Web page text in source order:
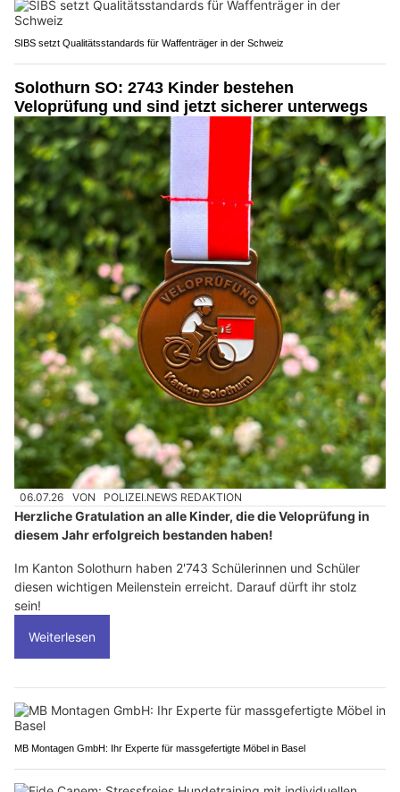
SIBS setzt Qualitätsstandards für Waffenträger in der Schweiz
Solothurn SO: 2743 Kinder bestehen
Veloprüfung und sind jetzt sicherer unterwegs
06.07.26 VON POLIZEI.NEWS REDAKTION
Herzliche Gratulation an alle Kinder, die die Veloprüfung in
diesem Jahr erfolgreich bestanden haben!
Im Kanton Solothurn haben 2'743 Schülerinnen und Schüler
diesen wichtigen Meilenstein erreicht. Darauf dürft ihr stolz
sein!
Weiterlesen
MB Montagen GmbH: Ihr Experte für massgefertigte Möbel in Basel